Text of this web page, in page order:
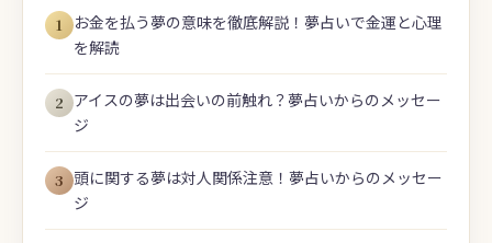
1
お金を払う夢の意味を徹底解説！夢占いで金運と心理
を解読
2 アイスの夢は出会いの前触れ？夢占いからのメッセー
ジ
3 頭に関する夢は対人関係注意！夢占いからのメッセー
ジ